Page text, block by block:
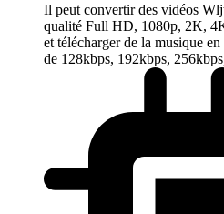
Il peut convertir des vidéos
qualité Full HD, 1080p, 2K,
et télécharger de la musique
de 128kbps, 192kbps,